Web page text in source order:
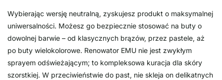
Wybierając wersję neutralną, zyskujesz produkt o maksymalnej
uniwersalności. Możesz go bezpiecznie stosować na buty o
dowolnej barwie – od klasycznych brązów, przez pastele, aż
po buty wielokolorowe. Renowator EMU nie jest zwykłym
sprayem odświeżającym; to kompleksowa kuracja dla skóry
szorstkiej. W przeciwieństwie do past, nie skleja on delikatnych